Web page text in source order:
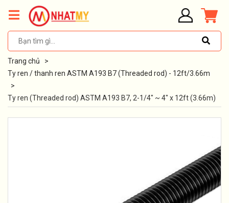
Trang chủ
>
Ty ren / thanh ren ASTM A193 B7 (Threaded rod) - 12ft/3.66m
>
Ty ren (Threaded rod) ASTM A193 B7, 2-1/4" ~ 4" x 12ft (3.66m)